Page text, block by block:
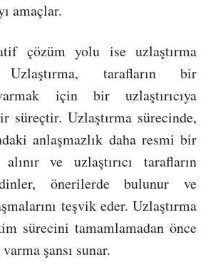
amaçlar.
çözüm yolu ise uzlaştırma
Uzlaştırma, tarafların bir
için bir uzlaştırıcıya
süreçtir. Uzlaştırma sürecinde,
anlaşmazlık daha resmi bir
ve uzlaştırıcı tarafların
önerilerde bulunur ve
teşvik eder. Uzlaştırma
sürecini tamamlamadan önce
şansı sunar.